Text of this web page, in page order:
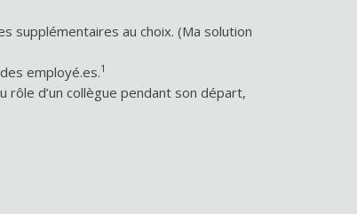
supplémentaires au choix. (Ma solution
employé.es.1
d’un collègue pendant son départ,